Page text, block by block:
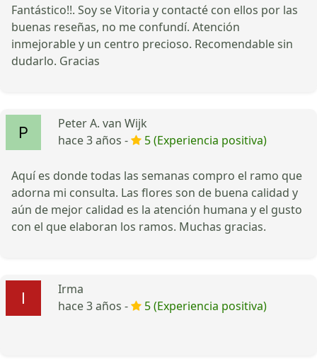
Fantástico!!. Soy se Vitoria y contacté con ellos por las
buenas reseñas, no me confundí. Atención
inmejorable y un centro precioso. Recomendable sin
dudarlo. Gracias
Peter A. van Wijk
hace 3 años -
5 (Experiencia positiva)
Aquí es donde todas las semanas compro el ramo que
adorna mi consulta. Las flores son de buena calidad y
aún de mejor calidad es la atención humana y el gusto
con el que elaboran los ramos. Muchas gracias.
Irma
hace 3 años -
5 (Experiencia positiva)